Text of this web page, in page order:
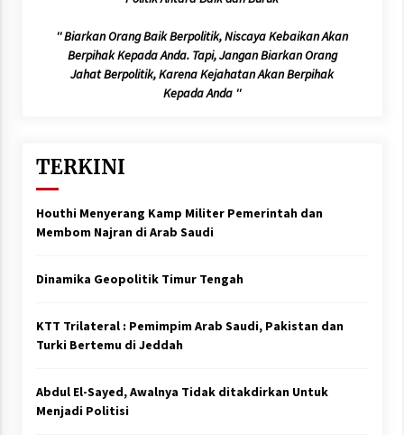
Jemaah Telah Diberangkatkan
April 25, 2026
Melalui Makkah Route, Layanan Kian Mudah
dan Terintegrasi
April 23, 2026
Dilema Perang AS-Israel VS Iran: Menang
saja Skenario yang Mungkin Terjadi ?
'' Biarkan Orang Baik Berpolitik, Niscaya Kebaikan Akan
Berpihak Kepada Anda. Tapi, Jangan Biarkan Orang
Jahat Berpolitik, Karena Kejahatan Akan Berpihak
Kepada Anda ''
TERKINI
Houthi Menyerang Kamp Militer Pemerintah dan
Membom Najran di Arab Saudi
Dinamika Geopolitik Timur Tengah
KTT Trilateral : Pemimpim Arab Saudi, Pakistan dan
Turki Bertemu di Jeddah
Abdul El-Sayed, Awalnya Tidak ditakdirkan Untuk
Menjadi Politisi